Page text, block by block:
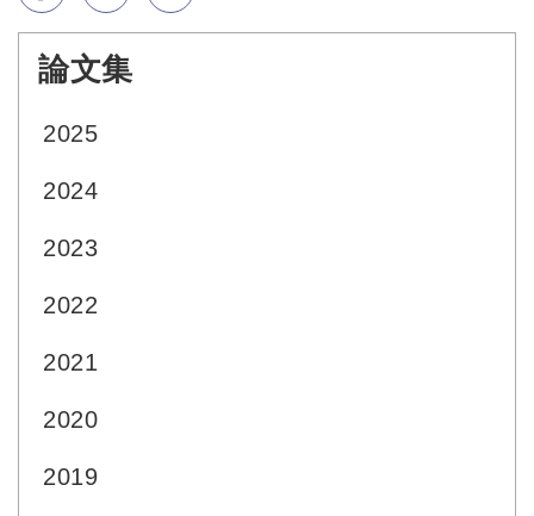
論文集
2025
2024
2023
2022
2021
2020
2019